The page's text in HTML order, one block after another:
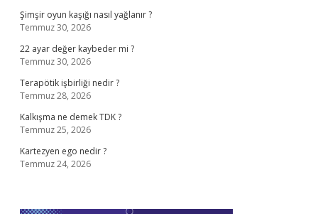
Şimşir oyun kaşığı nasıl yağlanır ?
Temmuz 30, 2026
22 ayar değer kaybeder mi ?
Temmuz 30, 2026
Terapötik işbirliği nedir ?
Temmuz 28, 2026
Kalkışma ne demek TDK ?
Temmuz 25, 2026
Kartezyen ego nedir ?
Temmuz 24, 2026